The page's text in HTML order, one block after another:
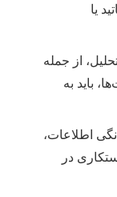
یا
از جمله
باید به
اطلاعات،
در